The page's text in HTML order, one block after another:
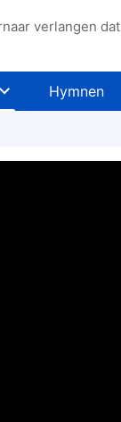
verlangen dat
Hymnen